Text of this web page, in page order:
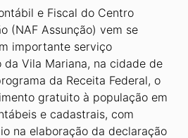
e Fiscal do Centro
(NAF Assunção) vem se
impor­tante serviço
da Vila Mariana, na cidade de
da Receita Federal, o
gratuito à população em
e cadastrais, com
na elaboração da declara­ção